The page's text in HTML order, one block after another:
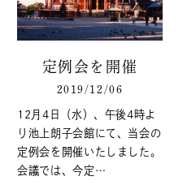
定例会を開催
2019/12/06
12月4日（水）、午後4時よ
り池上朗子会館にて、当会の
定例会を開催いたしました。
会議では、今定…